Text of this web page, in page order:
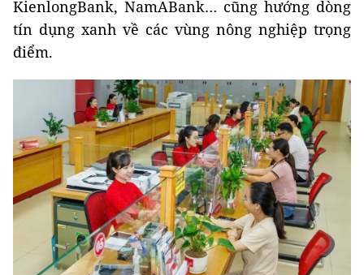
KienlongBank, NamABank… cũng hướng dòng
tín dụng xanh về các vùng nông nghiệp trọng
điểm.